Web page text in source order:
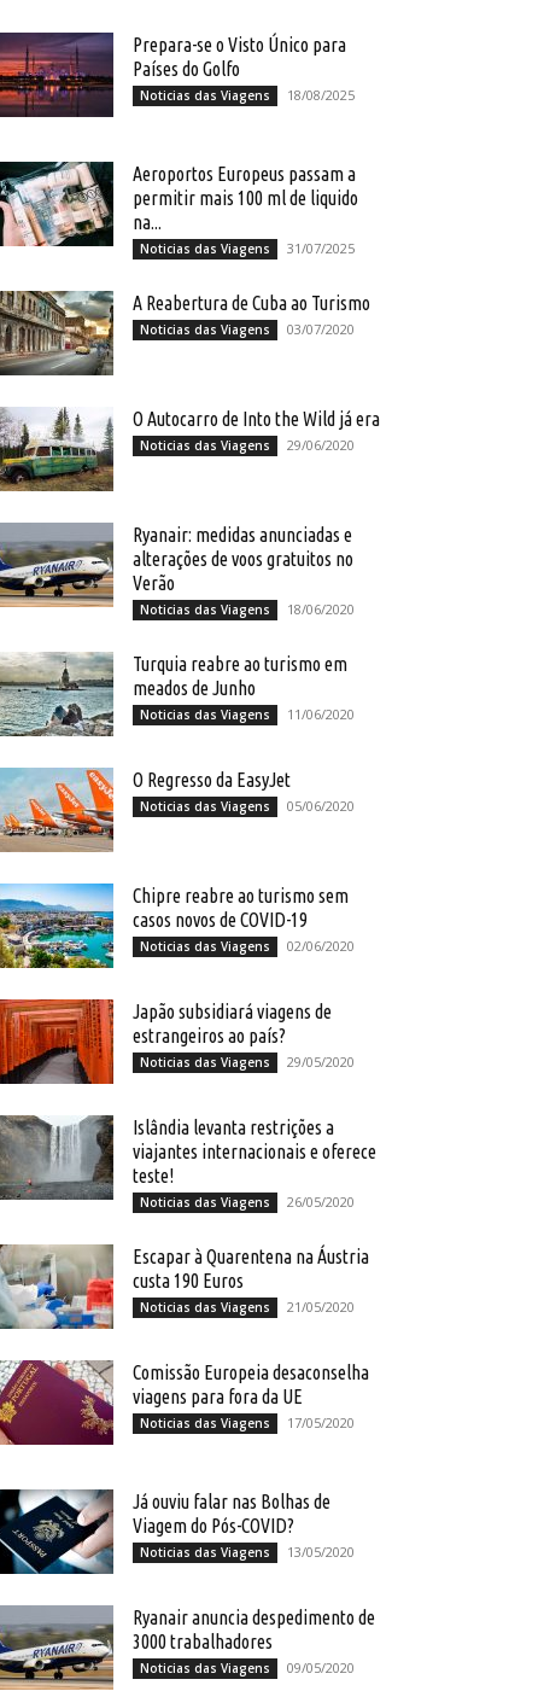
Prepara-se o Visto Único para
Países do Golfo
Noticias das Viagens 18/08/2025
Aeroportos Europeus passam a
permitir mais 100 ml de liquido
na...
Noticias das Viagens 31/07/2025
A Reabertura de Cuba ao Turismo
Noticias das Viagens 03/07/2020
O Autocarro de Into the Wild já era
Noticias das Viagens 29/06/2020
Ryanair: medidas anunciadas e
alterações de voos gratuitos no
Verão
Noticias das Viagens 18/06/2020
Turquia reabre ao turismo em
meados de Junho
Noticias das Viagens 11/06/2020
O Regresso da EasyJet
Noticias das Viagens 05/06/2020
Chipre reabre ao turismo sem
casos novos de COVID-19
Noticias das Viagens 02/06/2020
Japão subsidiará viagens de
estrangeiros ao país?
Noticias das Viagens 29/05/2020
Islândia levanta restrições a
viajantes internacionais e oferece
teste!
Noticias das Viagens 26/05/2020
Escapar à Quarentena na Áustria
custa 190 Euros
Noticias das Viagens 21/05/2020
Comissão Europeia desaconselha
viagens para fora da UE
Noticias das Viagens 17/05/2020
Já ouviu falar nas Bolhas de
Viagem do Pós-COVID?
Noticias das Viagens 13/05/2020
Ryanair anuncia despedimento de
3000 trabalhadores
Noticias das Viagens 09/05/2020